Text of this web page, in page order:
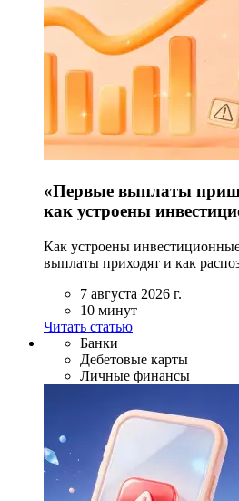
«Первые выплаты
как устроены
Как устроены
выплаты приходят и как
7 августа 2026 г.
10 минут
Читать статью
Банки
Дебетовые карты
Личные финансы